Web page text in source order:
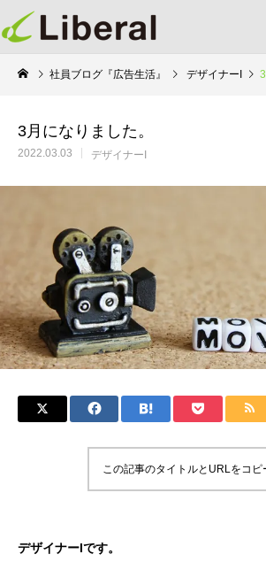
社員ブログ『広告生活』 デザイナーI
3月になりました。
2022.03.03 デザイナーI
この記事のタイトルとURLをコピ
デザイナーIです。